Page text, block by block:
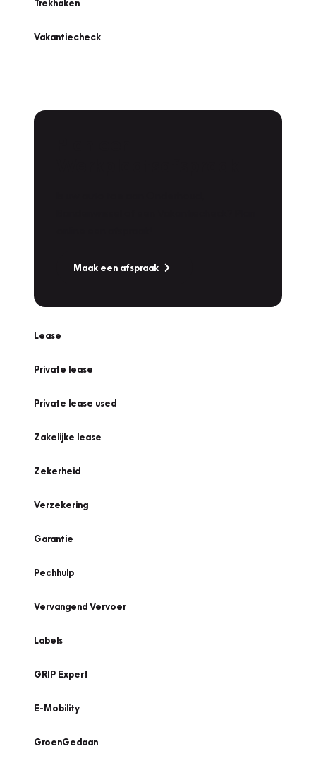
Trekhaken
Vakantiecheck
Maak een afspraak
Lease
Private lease
Private lease used
Zakelijke lease
Zekerheid
Verzekering
Garantie
Pechhulp
Vervangend Vervoer
Labels
GRIP Expert
E-Mobility
GroenGedaan